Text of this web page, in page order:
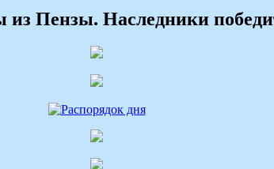
Пензы. Наследники